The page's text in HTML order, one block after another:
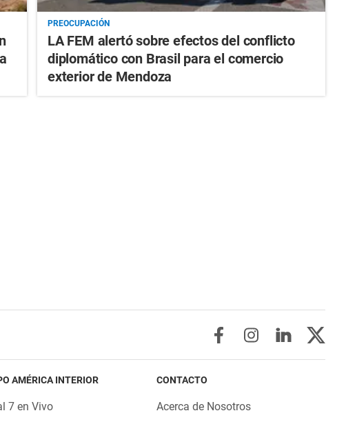
PREOCUPACIÓN
LA FEM alertó sobre efectos del conflicto
diplomático con Brasil para el comercio
exterior de Mendoza
AMÉRICA INTERIOR
7 en Vivo
CONTACTO
Acerca de Nosotros